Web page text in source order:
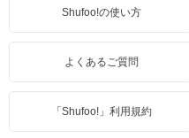
Shufoo!の使い方
よくあるご質問
「Shufoo!」利用規約